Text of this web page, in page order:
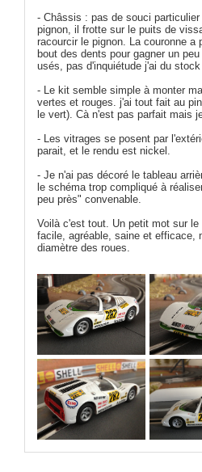
- Châssis : pas de souci
pignon, il frotte sur le puits de
racourcir le pignon. La couronne a
bout des dents pour gagner un
usés, pas d'inquiétude j'ai du
- Le kit semble simple à monter
vertes et rouges. j'ai tout fait au
le vert). Cà n'est pas parfait mais
- Les vitrages se posent par
parait, et le rendu est nickel.
- Je n'ai pas décoré le tableau
le schéma trop compliqué à
peu près" convenable.
Voilà c'est tout. Un petit mot sur
facile, agréable, saine et efficace,
diamètre des roues.